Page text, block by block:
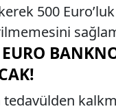
500
tedavülden